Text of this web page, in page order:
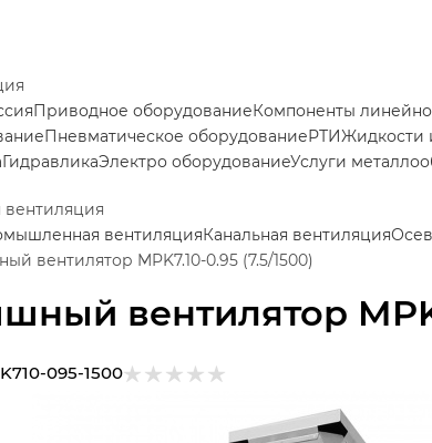
вентилятор
Приводное оборудованиеКомпоненты
Пневматическое оборудованиеРТИЖидкости
ГидравликаЭлектро оборудованиеУслуги
вентиляцияКанальная вентиляция
вентилятор MPK7.10-0.95 (7.5/1500)
095-1500